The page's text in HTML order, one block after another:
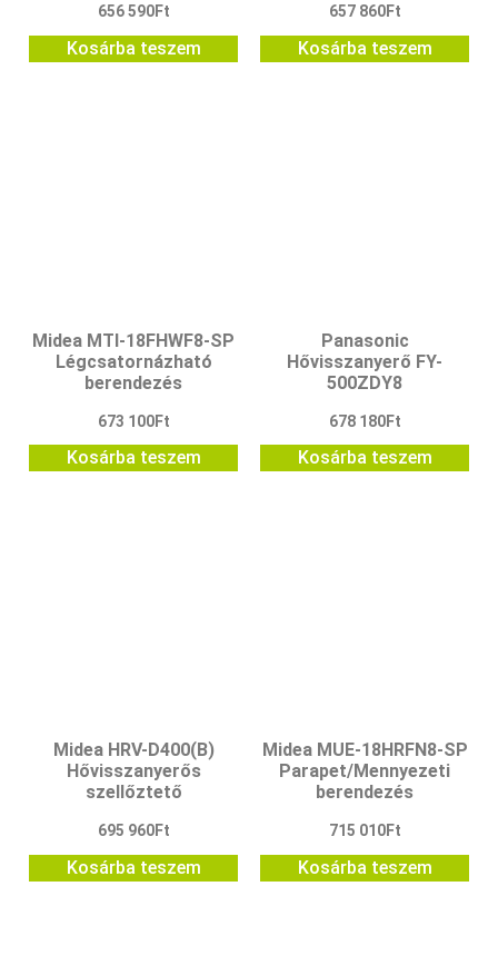
656 590Ft
Kosárba teszem
657 860Ft
Kosárba teszem
Midea MTI-18FHWF8-SP
Légcsatornázható
berendezés
673 100Ft
Kosárba teszem
Panasonic
Hővisszanyerő FY-
500ZDY8
678 180Ft
Kosárba teszem
Midea HRV-D400(B)
Hővisszanyerős
szellőztető
695 960Ft
Kosárba teszem
Midea MUE-18HRFN8-SP
Parapet/Mennyezeti
berendezés
715 010Ft
Kosárba teszem